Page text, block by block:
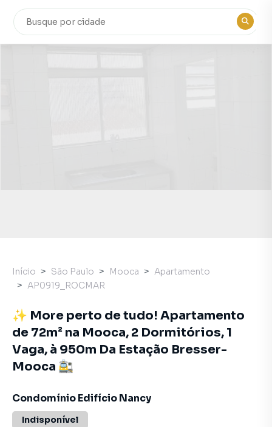
Início São Paulo Mooca
Apartamento
AP0919_ROCMAR
✨ More perto de tudo! Apartamento
de 72m² na Mooca, 2 Dormitórios, 1
Vaga, à 950m Da Estação Bresser-
Mooca 🚉
Condomínio Edifício Nancy
Indisponível